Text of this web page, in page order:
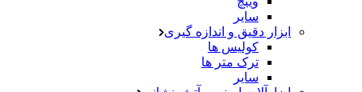
سایر
ابزار دقیق و اندازه گیری
کولیس ها
ترک متر ها
سایر